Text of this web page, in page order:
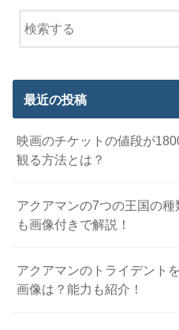
最近の投稿
映画のチケットの値段が
観る方法とは？
アクアマンの7つの王国の
も画像付きで解説！
アクアマンのトライデント
画像は？能力も紹介！